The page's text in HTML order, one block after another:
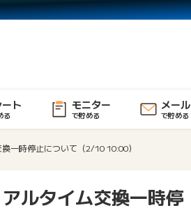
ト
る
モニター
で貯める
メール
で貯める
一時停止について（2/10 10:00）
ルタイム交換一時停